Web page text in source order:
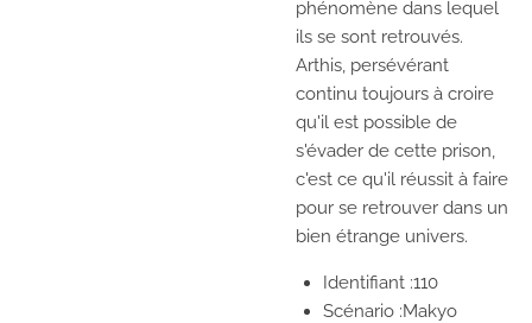
phénomène dans lequel
ils se sont retrouvés.
Arthis, persévérant
continu toujours à croire
qu'il est possible de
s'évader de cette prison,
c'est ce qu'il réussit à faire
pour se retrouver dans un
bien étrange univers.
Identifiant :110
Scénario :Makyo